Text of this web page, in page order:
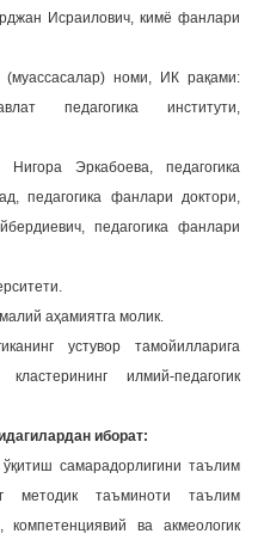
Исраилович, кимё фанлари
(муассасалар) номи, ИК рақами:
педагогика институти,
Эркабоева, педагогика
педагогика фанлари доктори,
педагогика фанлари
аҳамиятга молик.
устувор тамойилларига
илмий-педагогик
иборат:
самарадорлигини таълим
методик таъминоти таълим
компетенциявий ва акмеологик